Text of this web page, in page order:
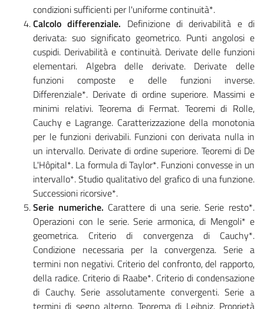
condizioni sufficienti per l'uniforme continuità*.
Calcolo differenziale. Definizione di derivabilità e di
derivata: suo significato geometrico. Punti angolosi e
cuspidi. Derivabilità e continuità. Derivate delle funzioni
elementari. Algebra delle derivate. Derivate delle
funzioni composte e delle funzioni inverse.
Differenziale*. Derivate di ordine superiore. Massimi e
minimi relativi. Teorema di Fermat. Teoremi di Rolle,
Cauchy e Lagrange. Caratterizzazione della monotonia
per le funzioni derivabili. Funzioni con derivata nulla in
un intervallo. Derivate di ordine superiore. Teoremi di De
L'Hôpital*. La formula di Taylor*. Funzioni convesse in un
intervallo*. Studio qualitativo del grafico di una funzione.
Successioni ricorsive*.
Serie numeriche. Carattere di una serie. Serie resto*.
Operazioni con le serie. Serie armonica, di Mengoli* e
geometrica. Criterio di convergenza di Cauchy*.
Condizione necessaria per la convergenza. Serie a
termini non negativi. Criterio del confronto, del rapporto,
della radice. Criterio di Raabe*. Criterio di condensazione
di Cauchy. Serie assolutamente convergenti. Serie a
termini di segno alterno. Teorema di Leibniz. Proprietà